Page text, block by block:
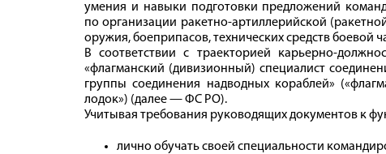
умения и навыки подготовки предложений
по организации ракетно-артиллерийской
оружия, боеприпасов, технических средств боевой
В соответствии с траекторией карьерно-
«флагманский (дивизионный) специалист
группы соединения надводных кораблей»
лодок») (далее — ФС РО).
Учитывая требования руководящих документов к
лично обучать своей специальности